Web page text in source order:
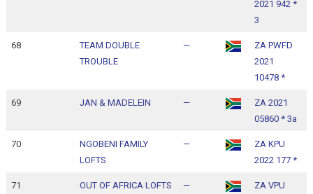
2021 942 *
3
68
TEAM DOUBLE
TROUBLE
—
ZA PWFD
2021
10478 *
69 JAN & MADELEIN —
ZA 2021
05860 * 3a
70
NGOBENI FAMILY
LOFTS
—
ZA KPU
2022 177 *
71 OUT OF AFRICA LOFTS —
ZA VPU